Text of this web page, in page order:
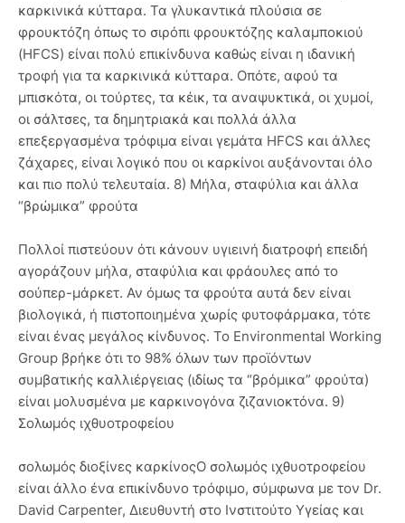
καρκινικά κύτταρα. Τα γλυκαντικά πλούσια σε
φρουκτόζη όπως το σιρόπι φρουκτόζης καλαμποκιού
(HFCS) είναι πολύ επικίνδυνα καθώς είναι η ιδανική
τροφή για τα καρκινικά κύτταρα. Οπότε, αφού τα
μπισκότα, οι τούρτες, τα κέικ, τα αναψυκτικά, οι χυμοί,
οι σάλτσες, τα δημητριακά και πολλά άλλα
επεξεργασμένα τρόφιμα είναι γεμάτα HFCS και άλλες
ζάχαρες, είναι λογικό που οι καρκίνοι αυξάνονται όλο
και πιο πολύ τελευταία. 8) Μήλα, σταφύλια και άλλα
“βρώμικα” φρούτα
Πολλοί πιστεύουν ότι κάνουν υγιεινή διατροφή επειδή
αγοράζουν μήλα, σταφύλια και φράουλες από το
σούπερ-μάρκετ. Αν όμως τα φρούτα αυτά δεν είναι
βιολογικά, ή πιστοποιημένα χωρίς φυτοφάρμακα, τότε
είναι ένας μεγάλος κίνδυνος. Το Environmental Working
Group βρήκε ότι το 98% όλων των προϊόντων
συμβατικής καλλιέργειας (ιδίως τα “βρόμικα” φρούτα)
είναι μολυσμένα με καρκινογόνα ζιζανιοκτόνα. 9)
Σολωμός ιχθυοτροφείου
σολωμός διοξίνες καρκίνοςΟ σολωμός ιχθυοτροφείου
είναι άλλο ένα επικίνδυνο τρόφιμο, σύμφωνα με τον Dr.
David Carpenter, Διευθυντή στο Ινστιτούτο Υγείας και